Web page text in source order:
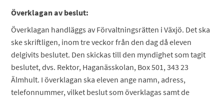
Överklagan av beslut:
Överklagan handläggs av Förvaltningsrätten i Växjö. Det ska
ske skriftligen, inom tre veckor från den dag då eleven
delgivits beslutet. Den skickas till den myndighet som tagit
beslutet, dvs. Rektor, Haganässkolan, Box 501, 343 23
Älmhult. I överklagan ska eleven ange namn, adress,
telefonnummer, vilket beslut som överklagas samt de